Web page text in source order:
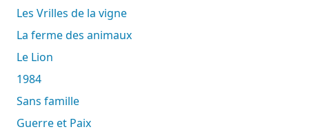
Les Vrilles de la vigne
La ferme des animaux
Le Lion
1984
Sans famille
Guerre et Paix